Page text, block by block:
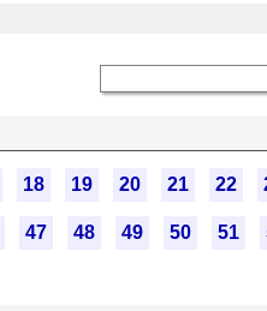
18 19 20 21 22
47 48 49 50 51